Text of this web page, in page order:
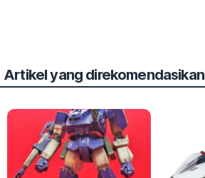
Artikel yang direkomendasikan